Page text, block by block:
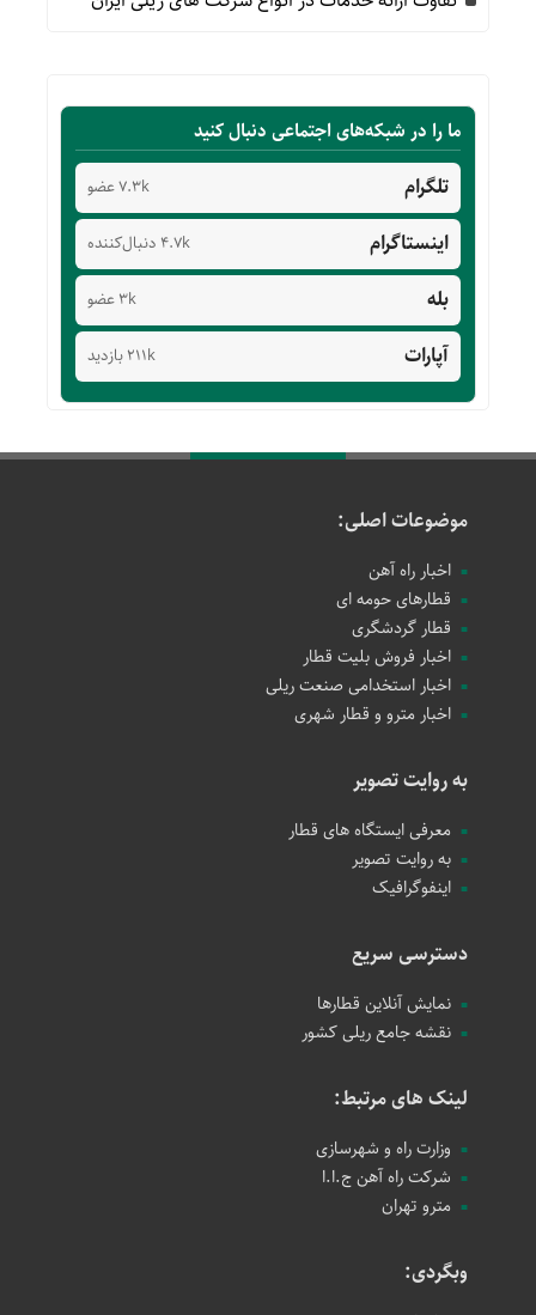
ما را در شبکه‌های اجتماعی دنبال کنید
تلگرام 7.3k عضو
اینستاگرام 4.7k دنبال‌کننده
بله 3k عضو
آپارات 211k بازدید
موضوعات اصلی:
اخبار راه آهن
قطارهای حومه ای
قطار گردشگری
اخبار فروش بلیت قطار
اخبار استخدامی صنعت ریلی
اخبار مترو و قطار شهری
به روایت تصویر
معرفی ایستگاه های قطار
به روایت تصویر
اینفوگرافیک
دسترسی سریع
نمایش آنلاین قطارها
نقشه جامع ریلی کشور
لینک های مرتبط:
وزارت راه و شهرسازی
شرکت راه آهن ج.ا.ا
مترو تهران
وبگردی: